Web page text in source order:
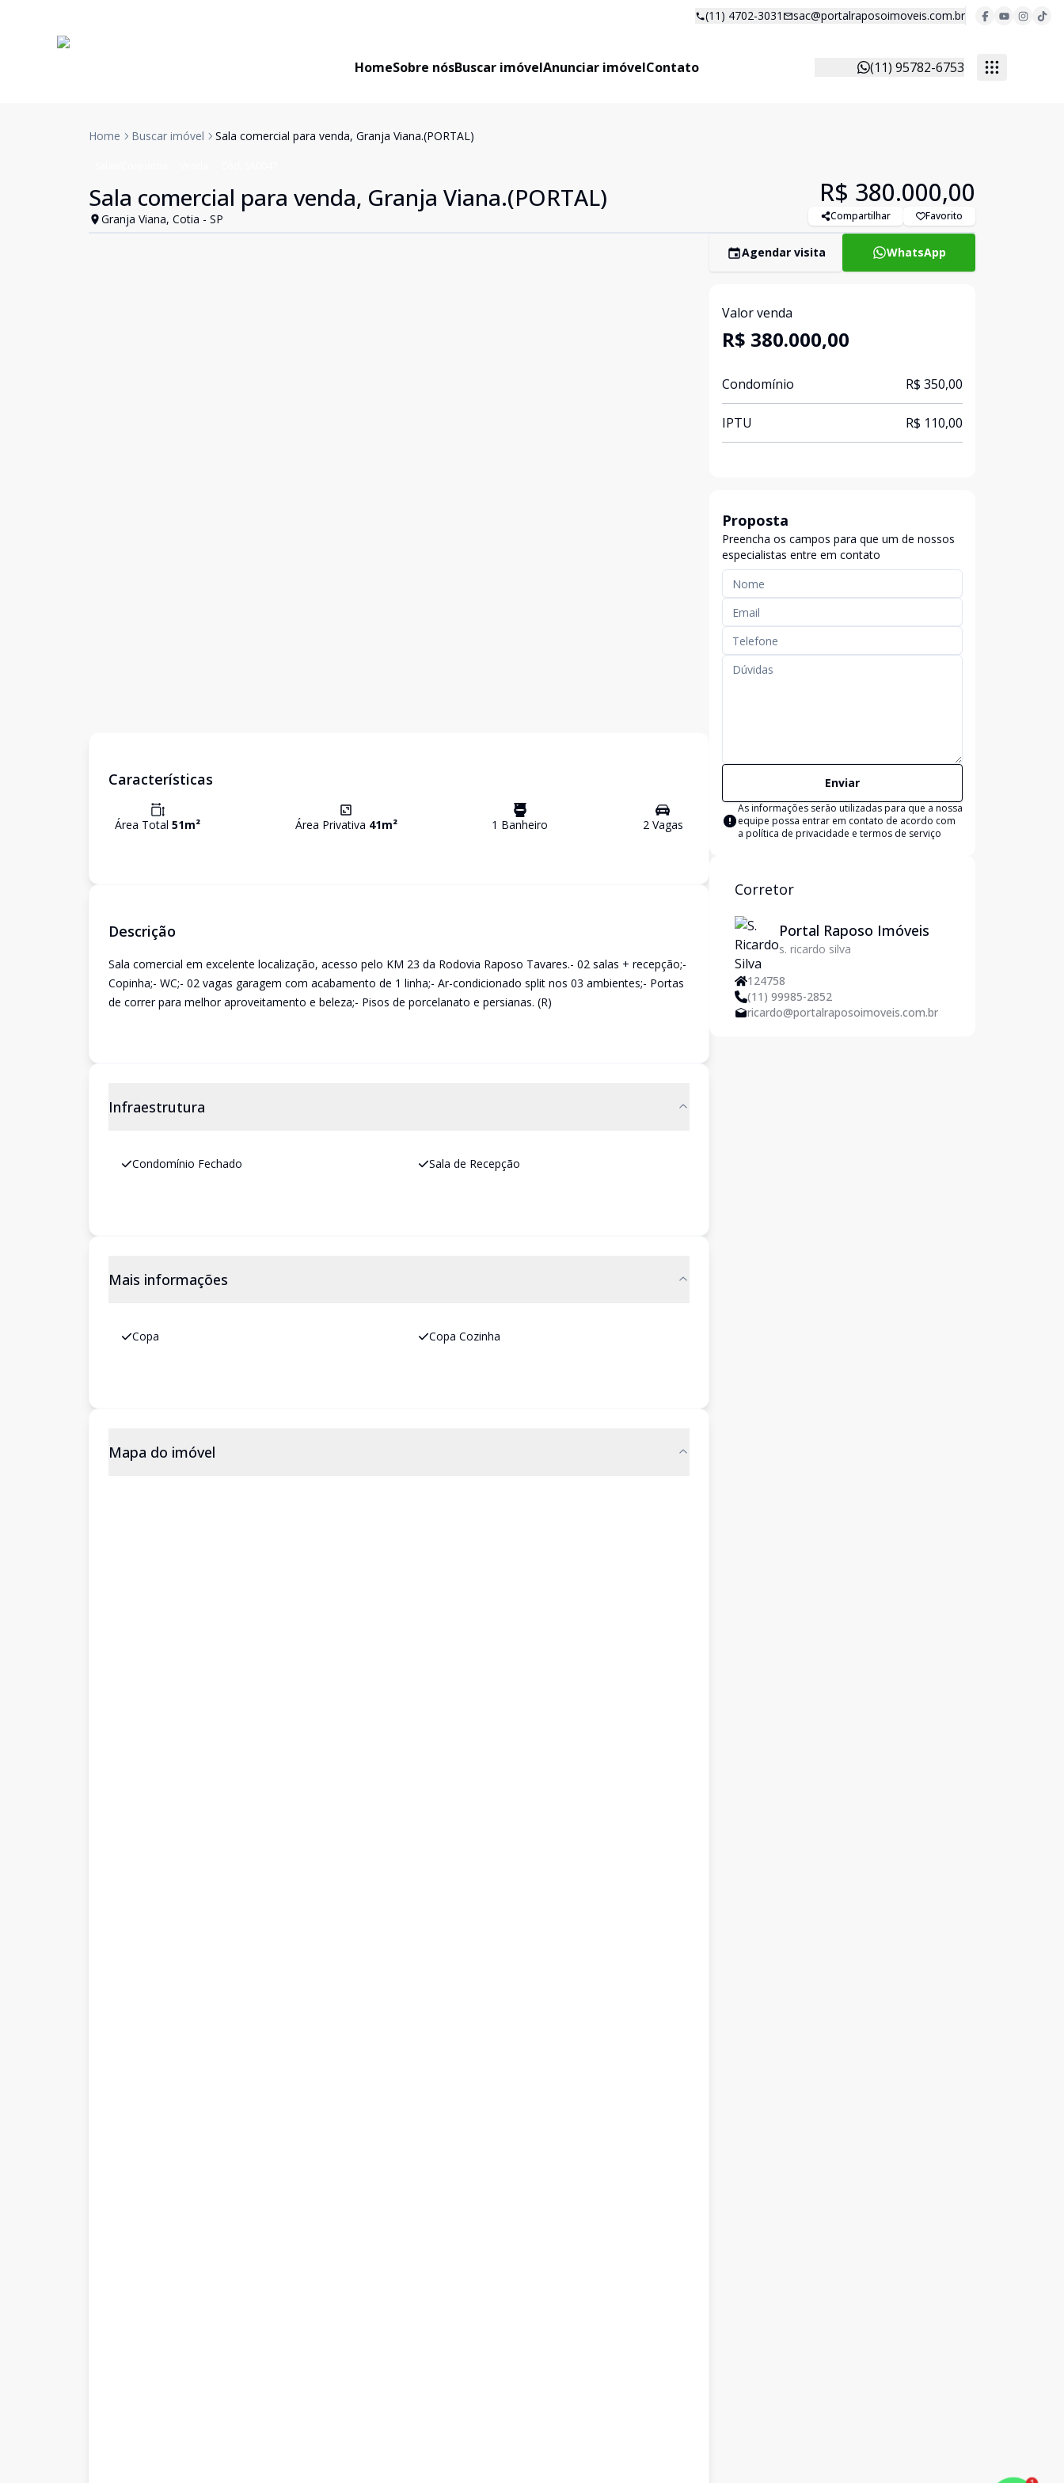
(11) 4702-3031 sac@portalraposoimoveis.com.br
HomeSobre nósBuscar imóvelAnunciar imóvelContato (11) 95782-6753
Home Buscar imóvel Sala comercial para venda, Granja Viana.(PORTAL)
Sala comercial para venda, Granja Viana.(PORTAL)
Granja Viana, Cotia - SP
R$ 380.000,00
Compartilhar Favorito
Características
Área Total 51m² Área Privativa 41m² 1 Banheiro 2Vagas
Descrição
Sala comercial em excelente localização, acesso pelo KM 23 da Rodovia Raposo Tavares.- 02 salas + recepção;-
Copinha;- WC;- 02 vagas garagem com acabamento de 1 linha;- Ar-condicionado split nos 03 ambientes;- Portas
de correr para melhor aproveitamento e beleza;- Pisos de porcelanato e persianas. (R)
Infraestrutura
Condomínio Fechado Sala de Recepção
Mais informações
Copa Copa Cozinha
Mapa do imóvel
Agendar visita WhatsApp
Valor venda
R$ 380.000,00
Condomínio R$ 350,00
IPTU R$ 110,00
Proposta
Preencha os campos para que um de nossos
especialistas entre em contato
Enviar
As informações serão utilizadas para que a nossa
equipe possa entrar em contato de acordo com
a política de privacidade e termos de serviço
Corretor
Portal Raposo Imóveis
s. ricardo silva
124758
(11) 99985-2852
ricardo@portalraposoimoveis.com.br